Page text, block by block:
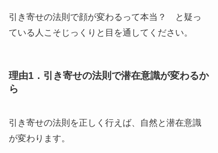
引き寄せの法則で顔が変わるって本当？ と疑っ
ている人こそじっくりと目を通してください。
理由1．引き寄せの法則で潜在意識が変わるか
ら
引き寄せの法則を正しく行えば、自然と潜在意識
が変わります。